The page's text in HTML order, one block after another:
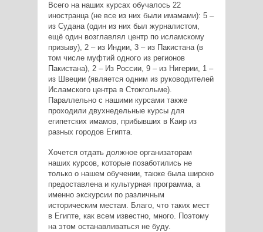
Всего на наших курсах обучалось 22
иностранца (не все из них были имамами): 5 –
из Судана (один из них был журналистом,
ещё один возглавлял центр по исламскому
призыву), 2 – из Индии, 3 – из Пакистана (в
том числе муфтий одного из регионов
Пакистана), 2 – Из России, 9 – из Нигерии, 1 –
из Швеции (является одним из руководителей
Исламского центра в Стокгольме).
Параллельно с нашими курсами также
проходили двухнедельные курсы для
египетских имамов, прибывших в Каир из
разных городов Египта.
Хочется отдать должное организаторам
наших курсов, которые позаботились не
только о нашем обучении, также была широко
предоставлена и культурная программа, а
именно экскурсии по различным
историческим местам. Благо, что таких мест
в Египте, как всем известно, много. Поэтому
на этом останавливаться не буду.